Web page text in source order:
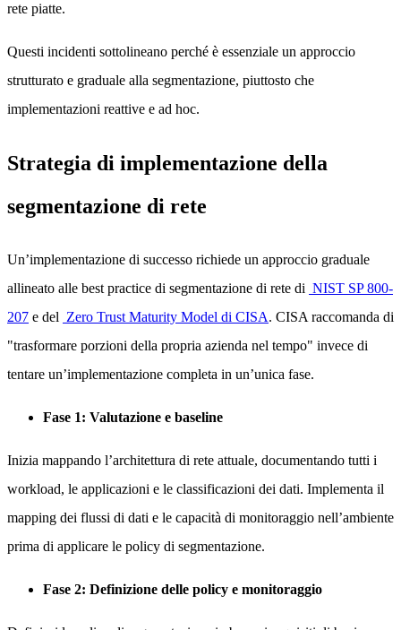
rete piatte.
Questi incidenti sottolineano perché è essenziale un approccio
strutturato e graduale alla segmentazione, piuttosto che
implementazioni reattive e ad hoc.
Strategia di implementazione della
segmentazione di rete
Un’implementazione di successo richiede un approccio graduale
allineato alle best practice di segmentazione di rete di NIST SP 800-
207 e del Zero Trust Maturity Model di CISA. CISA raccomanda di
"trasformare porzioni della propria azienda nel tempo" invece di
tentare un’implementazione completa in un’unica fase.
Fase 1: Valutazione e baseline
Inizia mappando l’architettura di rete attuale, documentando tutti i
workload, le applicazioni e le classificazioni dei dati. Implementa il
mapping dei flussi di dati e le capacità di monitoraggio nell’ambiente
prima di applicare le policy di segmentazione.
Fase 2: Definizione delle policy e monitoraggio